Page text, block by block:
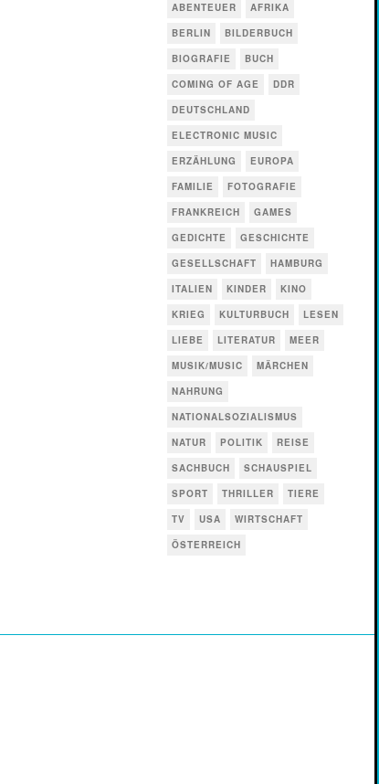
ABENTEUER
AFRIKA
BERLIN
BILDERBUCH
BIOGRAFIE
BUCH
COMING OF AGE
DDR
DEUTSCHLAND
ELECTRONIC MUSIC
ERZÄHLUNG
EUROPA
FAMILIE
FOTOGRAFIE
FRANKREICH
GAMES
GEDICHTE
GESCHICHTE
GESELLSCHAFT
HAMBURG
ITALIEN
KINDER
KINO
KRIEG
KULTURBUCH
LESEN
LIEBE
LITERATUR
MEER
MUSIK/MUSIC
MÄRCHEN
NAHRUNG
NATIONALSOZIALISMUS
NATUR
POLITIK
REISE
SACHBUCH
SCHAUSPIEL
SPORT
THRILLER
TIERE
TV
USA
WIRTSCHAFT
ÖSTERREICH